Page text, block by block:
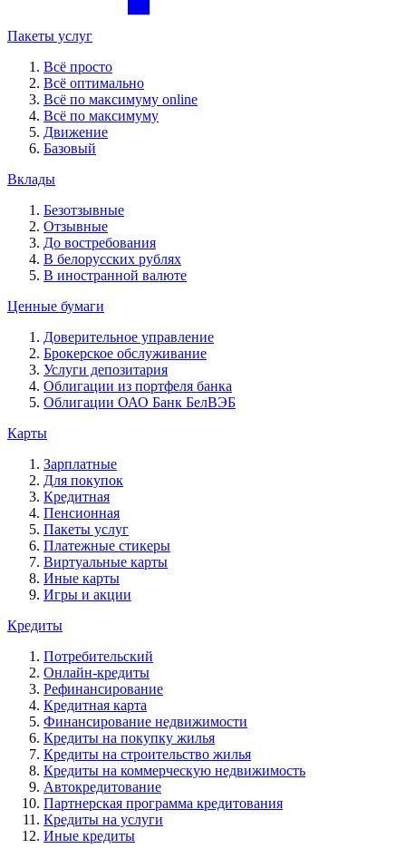
Пакеты услуг
Всё просто
Всё оптимально
Всё по максимуму online
Всё по максимуму
Движение
Базовый
Вклады
Безотзывные
Отзывные
До востребования
В белорусских рублях
В иностранной валюте
Ценные бумаги
Доверительное управление
Брокерское обслуживание
Услуги депозитария
Облигации из портфеля банка
Облигации ОАО Банк БелВЭБ
Карты
Зарплатные
Для покупок
Кредитная
Пенсионная
Пакеты услуг
Платежные стикеры
Виртуальные карты
Иные карты
Игры и акции
Кредиты
Потребительский
Онлайн-кредиты
Рефинансирование
Кредитная карта
Финансирование недвижимости
Кредиты на покупку жилья
Кредиты на строительство жилья
Кредиты на коммерческую недвижимость
Автокредитование
Партнерская программа кредитования
Кредиты на услуги
Иные кредиты